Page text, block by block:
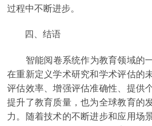
过程中不断进步。
四、结语
智能阅卷系统作为教育领域的
在重新定义学术研究和学术评估的
评估效率、增强评估准确性、提供
提升了教育质量，也为全球教育的
力。随着技术的不断进步和应用场